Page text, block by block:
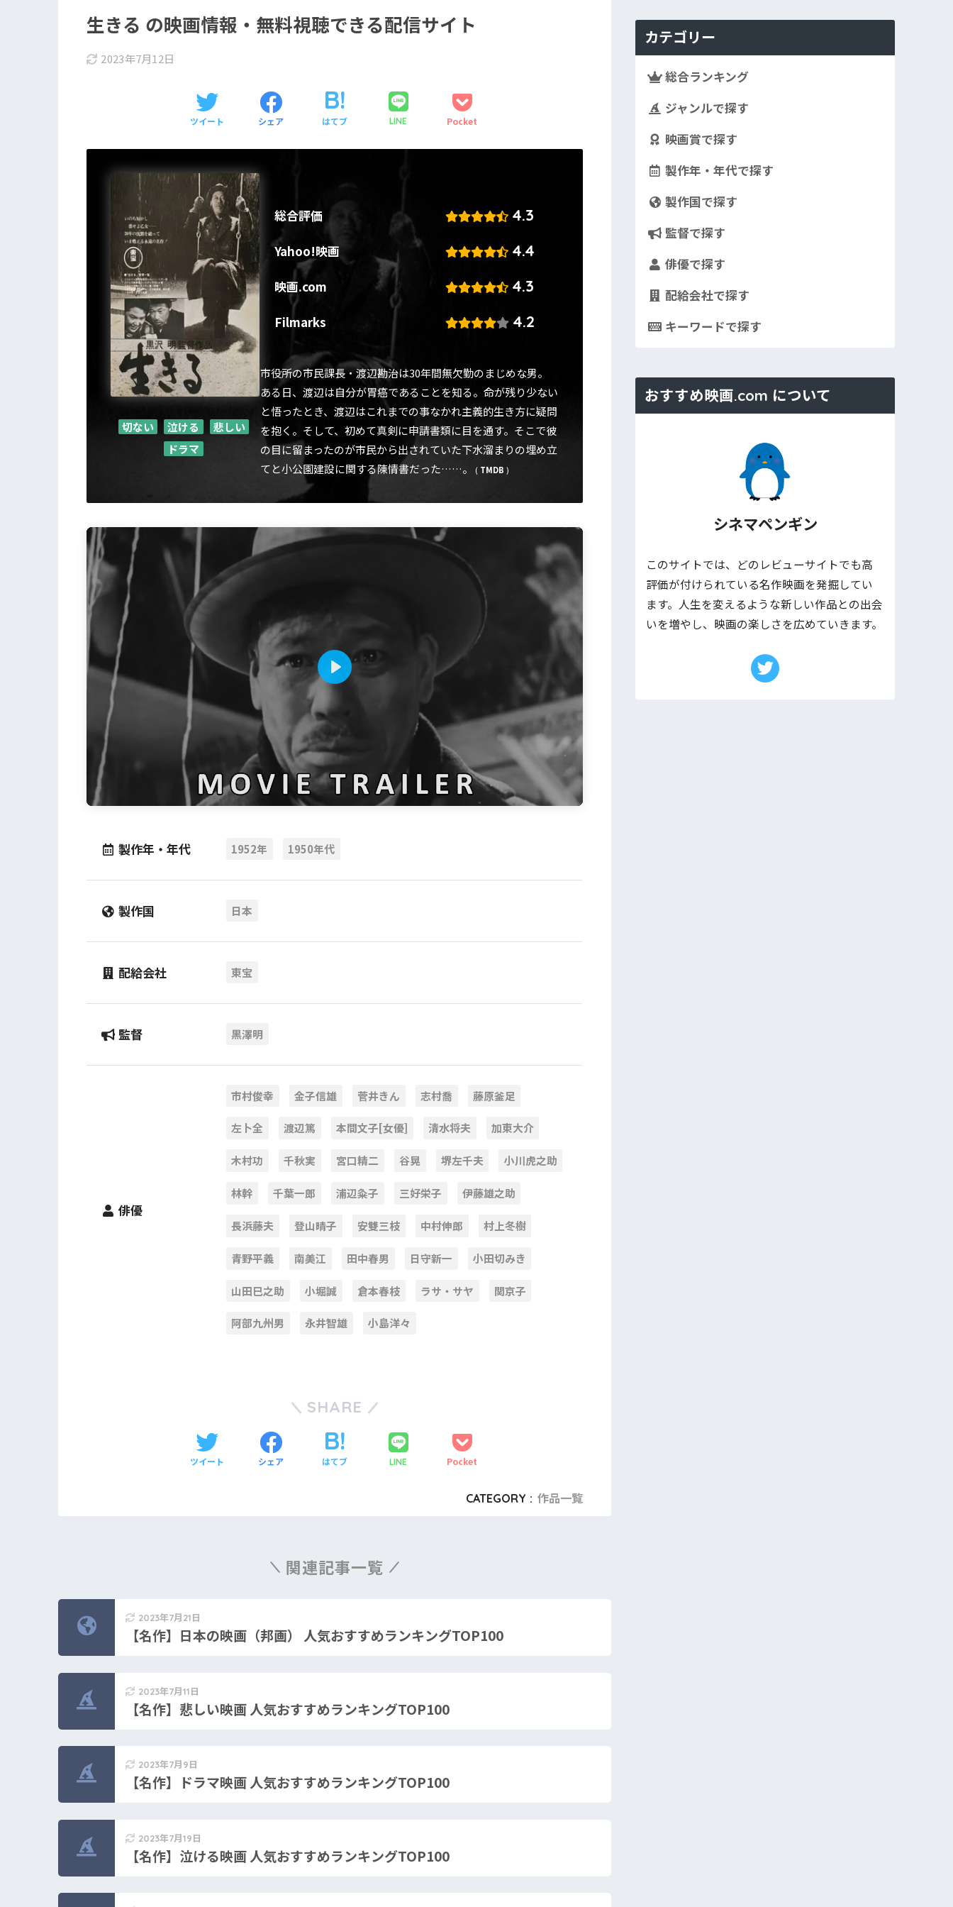
生きる の映画情報・無料視聴できる配信サイト
2023年7月12日
ツイート シェア はてブ LINE Pocket
切ない 泣ける
悲しい
ドラマ
総合評価 4.3
Yahoo!映画 4.4
映画.com 4.3
Filmarks 4.2
市役所の市民課長・渡辺勘治は30年間無欠勤のまじめな男。
ある日、渡辺は自分が胃癌であることを知る。命が残り少ない
と悟ったとき、渡辺はこれまでの事なかれ主義的生き方に疑問
を抱く。そして、初めて真剣に申請書類に目を通す。そこで彼
の目に留まったのが市民から出されていた下水溜まりの埋め立
てと小公園建設に関する陳情書だった……。
( TMDB )
P
y
製作年・年代 1952年 1950年代
製作国 日本
配給会社 東宝
監督 黒澤明
俳優
市村俊幸 金子信雄 菅井きん 志村喬 藤原釜足
左卜全 渡辺篤 本間文子[女優] 清水将夫 加東大介
木村功 千秋実 宮口精二 谷晃 堺左千夫 小川虎之助
林幹 千葉一郎 浦辺粂子 三好栄子 伊藤雄之助
長浜藤夫 登山晴子 安雙三枝 中村伸郎 村上冬樹
青野平義 南美江 田中春男 日守新一 小田切みき
山田巳之助 小堀誠 倉本春枝 ラサ・サヤ 関京子
阿部九州男 永井智雄 小島洋々
SHARE
ツイート シェア はてブ LINE Pocket
CATEGORY : 作品一覧
関連記事一覧
2023年7月21日
【名作】日本の映画（邦画） 人気おすすめランキングTOP100
2023年7月11日
【名作】悲しい映画 人気おすすめランキングTOP100
2023年7月9日
【名作】ドラマ映画 人気おすすめランキングTOP100
2023年7月19日
【名作】泣ける映画 人気おすすめランキングTOP100
カテゴリー
総合ランキング
ジャンルで探す
映画賞で探す
製作年・年代で探す
製作国で探す
監督で探す
俳優で探す
配給会社で探す
キーワードで探す
おすすめ映画.com について
シネマペンギン
このサイトでは、どのレビューサイトでも高
評価が付けられている名作映画を発掘してい
ます。人生を変えるような新しい作品との出会
いを増やし、映画の楽しさを広めていきます。